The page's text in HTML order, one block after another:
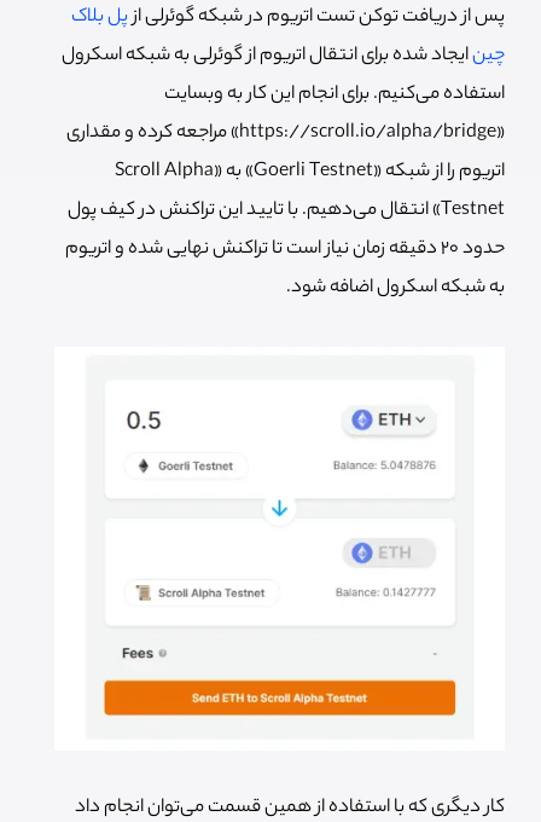
پس از دریافت توکن تست اتریوم در شبکه گوئرلی ازپل بلاک
چینایجاد شده برای انتقال اتریوم از گوئرلی به شبکه اسکرول
استفاده می‌کنیم. برای انجام این کار به وبسایت
«https://scroll.io/alpha/bridge» مراجعه کرده و مقداری
اتریوم را از شبکه «Goerli Testnet» به «Scroll Alpha
Testnet» انتقال می‌دهیم. با تایید این تراکنش در کیف پول
حدود 20 دقیقه زمان نیاز است تا تراکنش نهایی شده و اتریوم
به شبکه اسکرول اضافه شود.
کار دیگری که با استفاده از همین قسمت می‌توان انجام داد